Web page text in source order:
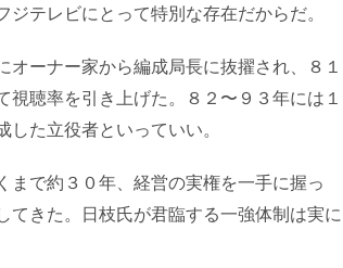
テレビにとって特別な存在だからだ。
ーナー家から編成局長に抜擢され、８１
聴率を引き上げた。８２〜９３年には１
た立役者といっていい。
まで約３０年、経営の実権を一手に握っ
きた。日枝氏が君臨する一強体制は実に